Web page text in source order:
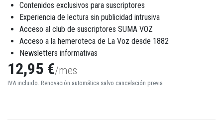
Contenidos exclusivos para suscriptores
Experiencia de lectura sin publicidad intrusiva
Acceso al club de suscriptores SUMA VOZ
Acceso a la hemeroteca de La Voz desde 1882
Newsletters informativas
12,95 €/mes
IVA incluido. Renovación automática salvo cancelación previa